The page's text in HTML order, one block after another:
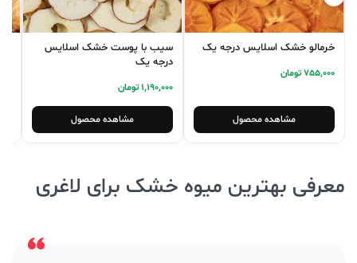
خرمالو خشک اسلایس درجه یک
755,000 تومان
مشاهده محصول
سیب با پوست خشک اسلایس
درجه یک
1,190,000 تومان
مشاهده محصول
معرفی بهترین میوه خشک برای لاغری